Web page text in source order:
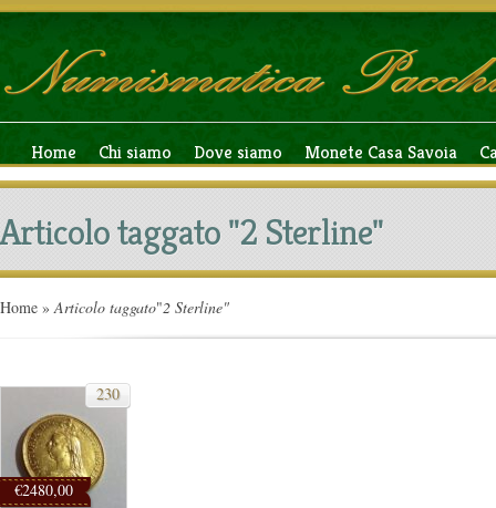
Home Chi siamo Dove siamo Monete Casa Savoia
Articolo taggato "2 Sterline"
Home » Articolo taggato"2 Sterline"
€2480,00
230